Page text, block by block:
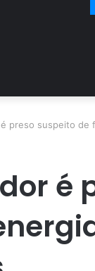
preso suspeito de
é